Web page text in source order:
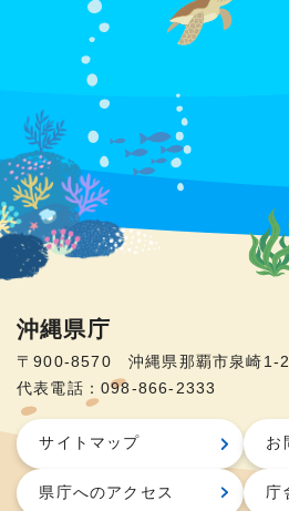
沖縄県庁
〒900-8570 沖縄県那覇市泉崎1-
代表電話：098-866-2333
サイトマップ お
県庁へのアクセス 庁